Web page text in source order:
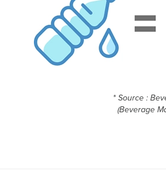
* Source :
(Beverage